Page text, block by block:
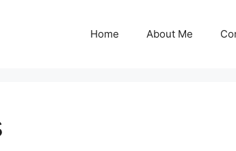
Home About Me